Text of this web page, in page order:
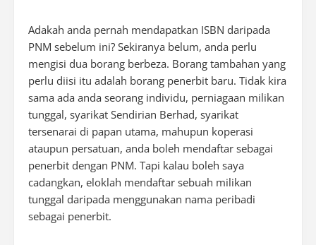
Adakah anda pernah mendapatkan ISBN daripada
PNM sebelum ini? Sekiranya belum, anda perlu
mengisi dua borang berbeza. Borang tambahan yang
perlu diisi itu adalah borang penerbit baru. Tidak kira
sama ada anda seorang individu, perniagaan milikan
tunggal, syarikat Sendirian Berhad, syarikat
tersenarai di papan utama, mahupun koperasi
ataupun persatuan, anda boleh mendaftar sebagai
penerbit dengan PNM. Tapi kalau boleh saya
cadangkan, eloklah mendaftar sebuah milikan
tunggal daripada menggunakan nama peribadi
sebagai penerbit.